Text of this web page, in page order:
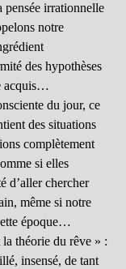
pensée irrationnelle
notre
des hypothèses
acquis…
du jour, ce
des situations
complètement
si elles
d’aller chercher
même si notre
époque…
théorie du rêve » :
insensé, de tant